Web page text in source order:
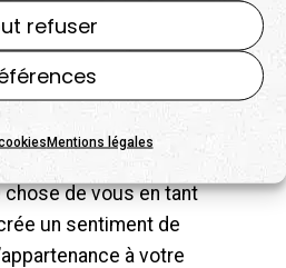
refuser
Mentions légales
cela à vos prospects,
à votre public doit
un engagement. Faites en
se sente confiante en
de vous en tant
un sentiment de
à votre